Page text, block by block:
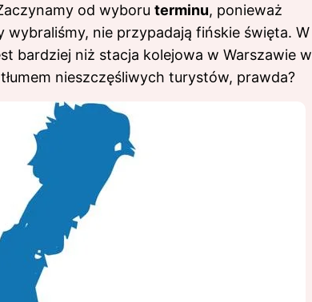
od wyboru terminu, ponieważ
nie przypadają fińskie święta. W
bardziej niż stacja kolejowa w Warszawie w
nieszczęśliwych turystów, prawda?